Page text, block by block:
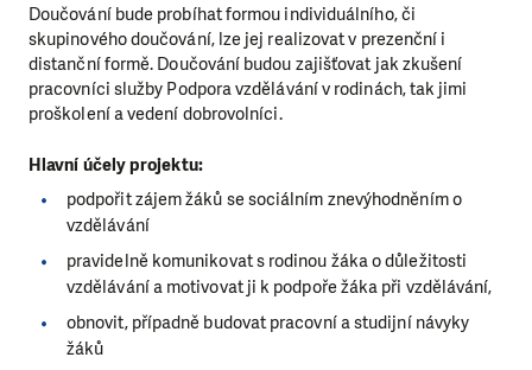
Doučování bude probíhat formou individuálního, či
skupinového doučování, lze jej realizovat v prezenční i
distanční formě. Doučování budou zajišťovat jak zkušení
pracovníci služby Podpora vzdělávání v rodinách, tak jimi
proškolení a vedení dobrovolníci.
Hlavní účely projektu:
podpořit zájem žáků se sociálním znevýhodněním o
vzdělávání
pravidelně komunikovat s rodinou žáka o důležitosti
vzdělávání a motivovat ji k podpoře žáka při vzdělávání,
obnovit, případně budovat pracovní a studijní návyky
žáků